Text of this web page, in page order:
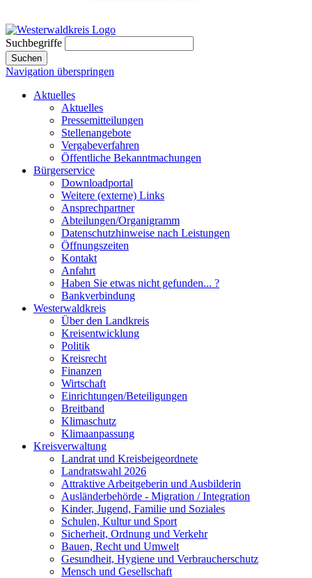
Suchbegriffe
Suchen
Navigation überspringen
Aktuelles
Aktuelles
Pressemitteilungen
Stellenangebote
Vergabeverfahren
Öffentliche Bekanntmachungen
Bürgerservice
Downloadportal
Weitere (externe) Links
Ansprechpartner
Abteilungen/Organigramm
Datenschutzhinweise nach Leistungen
Öffnungszeiten
Kontakt
Anfahrt
Haben Sie etwas nicht gefunden... ?
Bankverbindung
Westerwaldkreis
Über den Landkreis
Kreisentwicklung
Politik
Kreisrecht
Finanzen
Wirtschaft
Einrichtungen/Beteiligungen
Breitband
Klimaschutz
Klimaanpassung
Kreisverwaltung
Landrat und Kreisbeigeordnete
Landratswahl 2026
Attraktive Arbeitgeberin und Ausbilderin
Ausländerbehörde - Migration / Integration
Kinder, Jugend, Familie und Soziales
Schulen, Kultur und Sport
Sicherheit, Ordnung und Verkehr
Bauen, Recht und Umwelt
Gesundheit, Hygiene und Verbraucherschutz
Mensch und Gesellschaft